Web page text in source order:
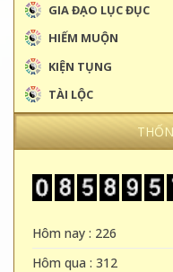
GIA ĐẠO LỤC ĐỤC
HIẾM MUỘN
KIỆN TỤNG
TÀI LỘC
Hôm nay : 226
Hôm qua : 312